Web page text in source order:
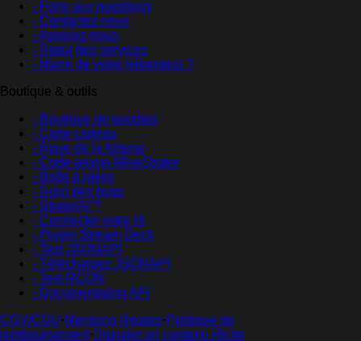
- Foire aux questions
- Contactez-nous
- Appelez-nous
- Statut des services
- Marre de votre hébergeur ?
Boutique & outils
- Boutique de goodies
- Carte cadeau
- Roue de la fortune
- Code promo MineStrator
- Boîte à idées
- Suivi des bugs
- StratorAI™
- Connecter votre IA
- Plugin Stream Deck
- Test JSONAPI
- Téléchargez JSONAPI
- Test RCON
- Documentation API
CGV/CGU· Mentions légales· Politique de
remboursement·Signaler un contenu illicite